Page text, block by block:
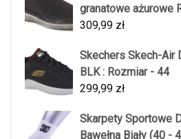
granatowe ażurowe
309,99 zł
Skechers Skech-Air
BLK : Rozmiar - 44
299,99 zł
Skarpety Sportowe
Bawełna Biały (40 -